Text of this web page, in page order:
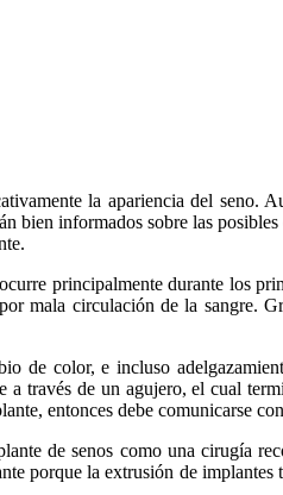
la apariencia del seno.
bien informados sobre las
principalmente durante los
mala circulación de la sangre.
de color, e incluso
través de un agujero, el cual
entonces debe comunicarse
de senos como una cirugía
porque la extrusión de